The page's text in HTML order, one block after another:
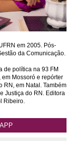
em 2005. Pós-
da Comunicação.
de política na 93 FM
em Mossoró e repórter
RN, em Natal. Também
Justiça do RN. Editora
Ribeiro.